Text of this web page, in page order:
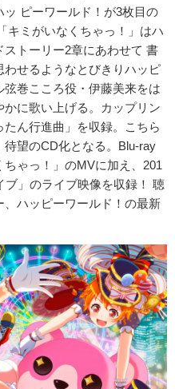
ピーワールド！が3枚目の
キミがいなくちゃっ！」はハ
トーリー2章にあわせて 書
せるようなとびきりハッピ
巻こころ役・伊藤美来をは
に歌い上げる。カップリン
ん行進曲」を収録。こちら
待望のCD化となる。Blu-ray
ゃっ！」のMVに加え、201
」のライブ映像を収録！ 聴
ハッピーワールド！の最新